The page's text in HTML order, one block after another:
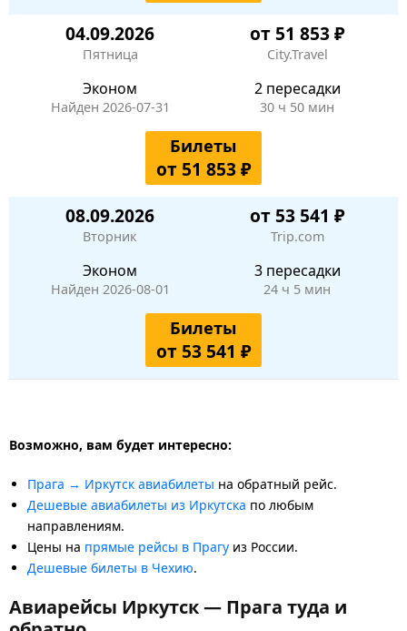
04.09.2026
Пятница
от 51 853 ₽
City.Travel
Эконом
Найден 2026-07-31
2 пересадки
30 ч 50 мин
Билеты
от 51 853 ₽
08.09.2026
Вторник
от 53 541 ₽
Trip.com
Эконом
Найден 2026-08-01
3 пересадки
24 ч 5 мин
Билеты
от 53 541 ₽
Возможно, вам будет интересно:
Прага → Иркутск авиабилеты на обратный рейс.
Дешевые авиабилеты из Иркутска по любым
направлениям.
Цены на прямые рейсы в Прагу из России.
Дешевые билеты в Чехию.
Авиарейсы Иркутск — Прага туда и